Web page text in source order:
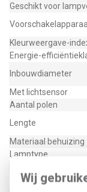
Wij
Geschikt voor
Kleurweergave-
Energie-
Inbouwdiameter
Met lichtsensor
Aantal polen
Lengte
Materiaal behuizing
Lamptype
Elektrische